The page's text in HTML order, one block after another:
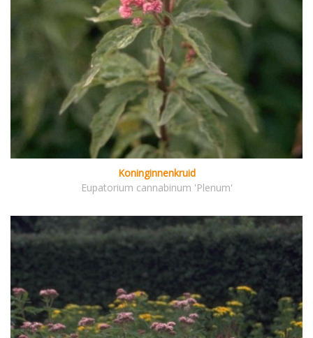
Koninginnenkruid
Eupatorium cannabinum 'Plenum'